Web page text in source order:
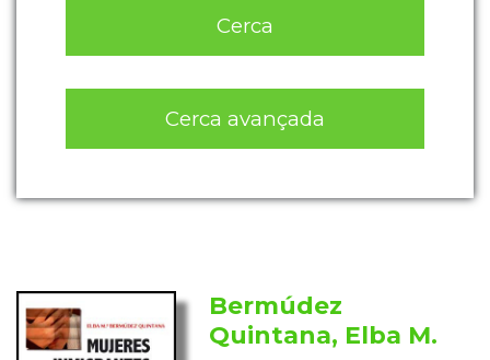
Cerca
Cerca avançada
Bermúdez
Quintana, Elba M.